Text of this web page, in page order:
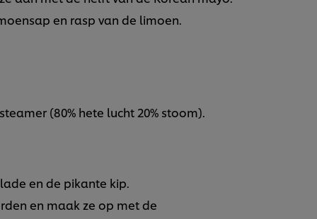
en rasp van de limoen.
(80% hete lucht 20% stoom).
en de pikante kip.
en maak ze op met de